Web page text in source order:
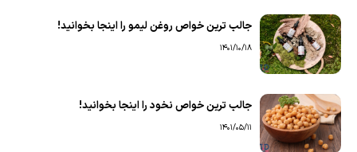
جالب ترین خواص روغن لیمو را اینجا بخوانید!
1401/10/18
جالب ترین خواص نخود را اینجا بخوانید!
1401/05/11